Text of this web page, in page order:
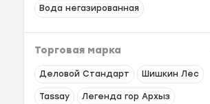
Вода негазированная
Торговая марка
Деловой Стандарт Шишкин Лес
Tassay Легенда гор Архыз